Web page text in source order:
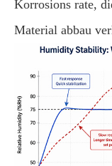
Korrosions rate,
Material abbau